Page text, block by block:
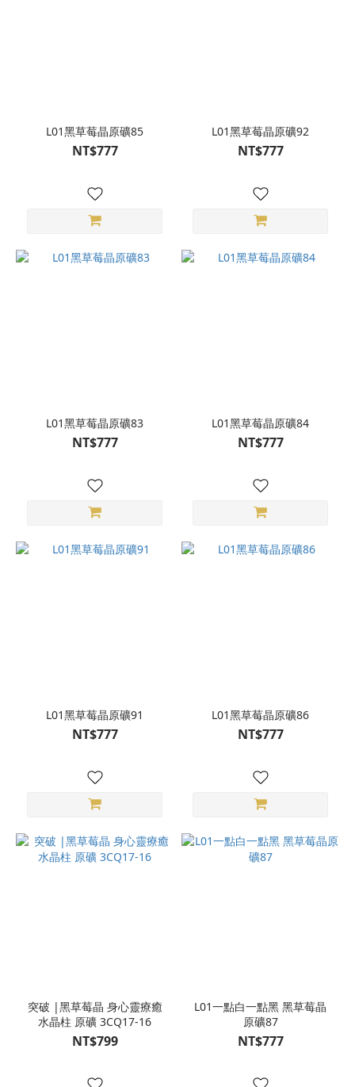
L01黑草莓晶原礦85
NT$777
L01黑草莓晶原礦92
NT$777
L01黑草莓晶原礦83
NT$777
L01黑草莓晶原礦84
NT$777
L01黑草莓晶原礦91
NT$777
L01黑草莓晶原礦86
NT$777
突破 |黑草莓晶 身心靈療癒
水晶柱 原礦 3CQ17-16
NT$799
L01一點白一點黑 黑草莓晶
原礦87
NT$777